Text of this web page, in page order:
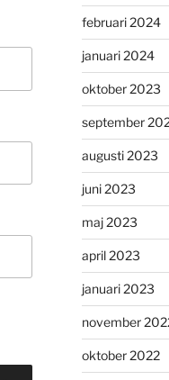
februari 2024
januari 2024
oktober 2023
september
augusti 2023
juni 2023
maj 2023
april 2023
januari 2023
november
oktober 2022